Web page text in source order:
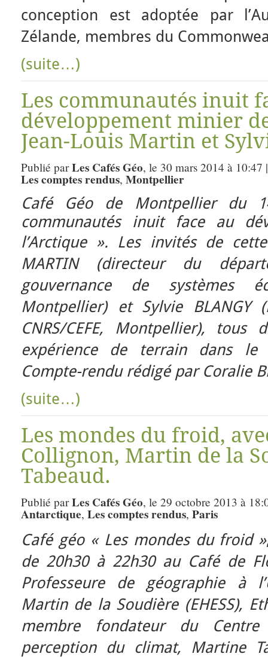
conception est adoptée par
Zélande, membres du
(suite…)
Les communautés inuit
développement minier
Jean-Louis Martin et
Publié parLes Cafés Géo, le 30 mars 2014 à
Les comptes rendus, Montpellier
Café Géo de Montpellier du
communautés inuit face au
l’Arctique ». Les invités de
MARTIN (directeur du
gouvernance de systèmes
Montpellier) et Sylvie BLANGY
CNRS/CEFE, Montpellier),
expérience de terrain dans le
Compte-rendu rédigé par Coralie
(suite…)
Les mondes du froid,
Collignon, Martin de la
Tabeaud.
Publié parLes Cafés Géo, le 29 octobre 2013 à
Antarctique, Les comptes rendus, Paris
Café géo « Les mondes du froid »
de 20h30 à 22h30 au Café de
Professeure de géographie à
Martin de la Soudière (EHESS),
membre fondateur du
perception du climat, Martine